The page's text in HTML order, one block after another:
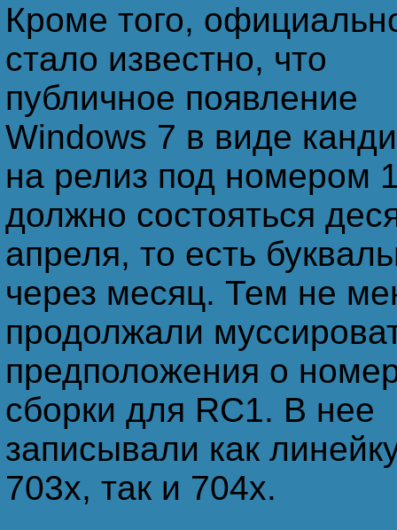
Кроме того,
стало известно, что
публичное появление
Windows 7 в виде
на релиз под номером
должно состояться
апреля, то есть
через месяц. Тем не
продолжали
предположения о
сборки для RC1. В нее
записывали как
703х, так и 704х.